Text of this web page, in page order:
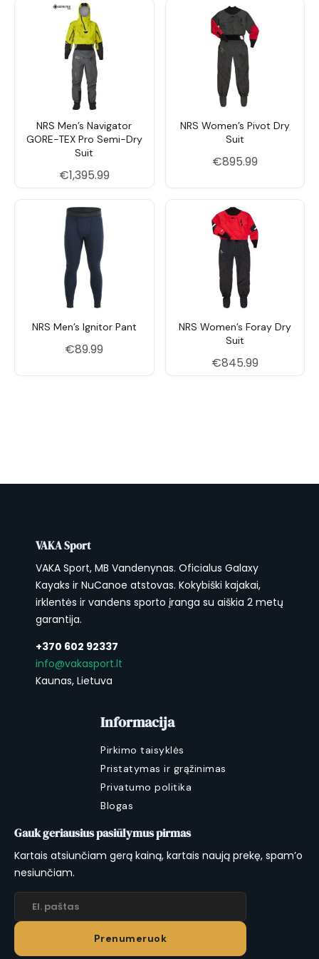
XXL
127–135 122–130
89
137–145 89
NRS Men’s Navigator
GORE-TEX Pro Semi-Dry
Suit
€1,395.99
NRS Women’s Pivot Dry
Suit
€895.99
NRS Men’s Ignitor Pant
€89.99
NRS Women’s Foray Dry
Suit
€845.99
VAKA Sport
VAKA Sport, MB Vandenynas. Oficialus Galaxy
Kayaks ir NuCanoe atstovas. Kokybiški kajakai,
irklentės ir vandens sporto įranga su aiškia 2 metų
garantija.
+370 602 92337
info@vakasport.lt
Kaunas, Lietuva
Informacija
Pirkimo taisyklės
Pristatymas ir grąžinimas
Privatumo politika
Blogas
Gauk geriausius pasiūlymus pirmas
Kartais atsiunčiam gerą kainą, kartais naują prekę, spam’o
nesiunčiam.
Prenumeruok